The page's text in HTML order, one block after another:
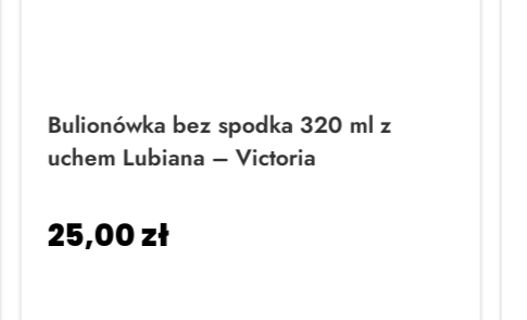
Bulionówka bez spodka 320 ml z
uchem Lubiana – Victoria
25,00zł